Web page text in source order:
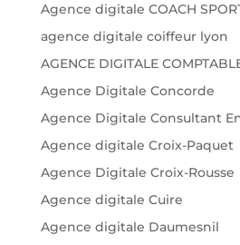
Agence digitale COACH
agence digitale coiffeur lyon
AGENCE DIGITALE
Agence Digitale Concorde
Agence Digitale Consultant
Agence digitale Croix-Paquet
Agence Digitale Croix-Rousse
Agence digitale Cuire
Agence digitale Daumesnil